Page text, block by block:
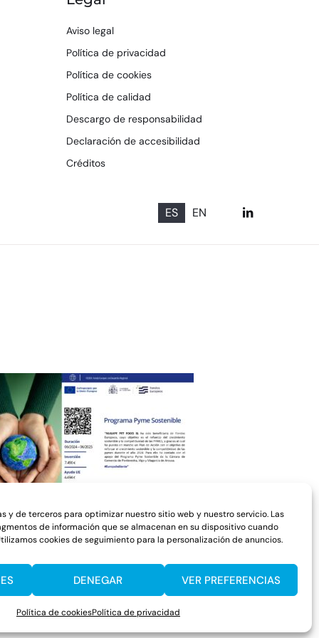
y de terceros para optimizar nuestro sitio web y nuestro servicio. Las
de información que se almacenan en su dispositivo cuando
cookies de seguimiento para la personalización de anuncios.
DENEGAR VER PREFERENCIAS
Política de cookiesPolítica de privacidad
Aviso legal
Política de privacidad
Política de cookies
Política de calidad
Descargo de responsabilidad
Declaración de accesibilidad
Créditos
ES EN